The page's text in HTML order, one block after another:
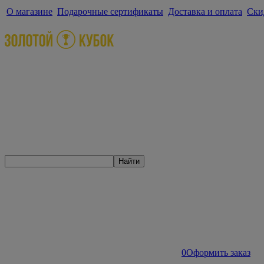
О магазине Подарочные сертификаты Доставка и оплата
Найти
0Оформить заказ